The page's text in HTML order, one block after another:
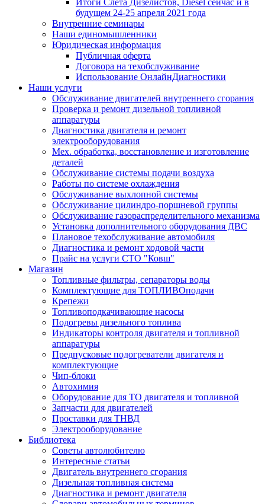
Итоги Слёта Дизелистов, Diesel сейчас и в
будущем 24-25 апреля 2021 года
Внутренние семинары
Наши единомышленники
Юридическая информация
Публичная оферта
Договора на техобслуживание
Использование ОнлайнДиагностики
Наши услуги
Обслуживание двигателей внутреннего сгорания
Проверка и ремонт дизельной топливной
аппаратуры
Диагностика двигателя и ремонт
электрооборудования
Мех. обработка, восстановление и изготовление
деталей
Обслуживание системы подачи воздуха
Работы по системе охлаждения
Обслуживание выхлопной системы
Обслуживание цилиндро-поршневой группы
Обслуживание газораспределительного механизма
Установка дополнительного оборудования ДВС
Плановое техобслуживание автомобиля
Диагностика и ремонт ходовой части
Прайс на услуги СТО "Ковш"
Магазин
Топливные фильтры, сепараторы воды
Комплектующие для ТОПЛИВОподачи
Крепежи
Топливоподкачивающие насосы
Подогревы дизельного топлива
Индикаторы контроля двигателя и топливной
аппаратуры
Предпусковые подогреватели двигателя и
комплектующие
Чип-блоки
Автохимия
Оборудование для ТО двигателя и топливной
Запчасти для двигателей
Проставки для ТНВД
Электрооборудование
Библиотека
Советы автолюбителю
Интересные статьи
Двигатель внутреннего сгорания
Дизельная топливная система
Диагностика и ремонт двигателя